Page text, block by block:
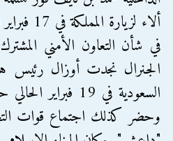
ألاء
في شأن التعاون الأمني
الجنرال نجدت أوزال رئيس
السعودية في 19
وحضر كذلك اجتماع قوات